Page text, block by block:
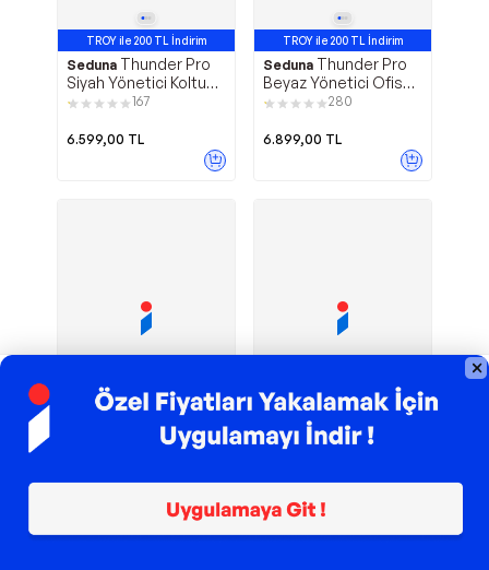
TROY ile 200 TL İndirim
Seduna Thunder Pro
Siyah Yönetici Koltuğu
Ofis Çalışma Koltuğu
167
6.599,00 TL
TROY ile 200 TL İndirim
Seduna Thunder Pro
Beyaz Yönetici Ofis
Çalışma Koltuğu
280
6.899,00 TL
TROY ile 200 TL İndirim TROY ile 200 TL İndirim
Seduna
Hareketli Kol